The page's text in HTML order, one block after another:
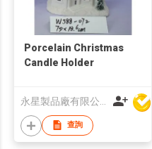
Porcelain Christmas
Candle Holder
查詢